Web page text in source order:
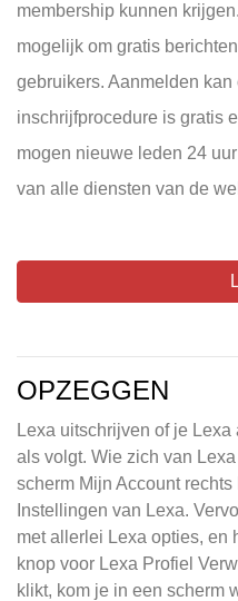
membership kunnen
mogelijk om gratis
gebruikers. Aanmelden kan
inschrijfprocedure is gratis
mogen nieuwe leden 24
van alle diensten van de
OPZEGGEN
Lexa uitschrijven of je
als volgt. Wie zich van
scherm Mijn Account
Instellingen van Lexa.
met allerlei Lexa opties, en
knop voor Lexa Profiel
klikt, kom je in een scherm